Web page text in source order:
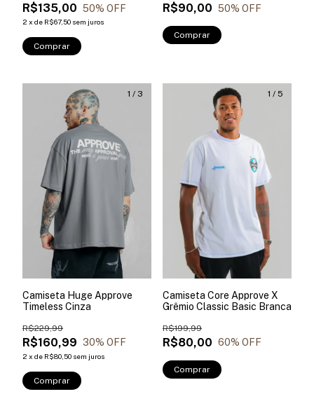
R$135,00 50% OFF
2 x de R$67,50 sem juros
Comprar
R$90,00 50% OFF
Comprar
1 / 3
Camiseta Huge Approve
Timeless Cinza
R$160,99
R$229,99
30% OFF
2 x de R$80,50 sem juros
Comprar
1 / 5
Camiseta Core Approve X
Grêmio Classic Basic Branca
R$80,00
R$199,99
60% OFF
Comprar